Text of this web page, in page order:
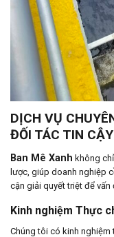
DỊCH VỤ
ĐỐI TÁC TIN CẬY
Ban Mê Xanh không
lược, giúp doanh nghiệp
cận giải quyết triệt để vấn
Kinh nghiệm Thực
Chúng tôi có kinh nghiệm